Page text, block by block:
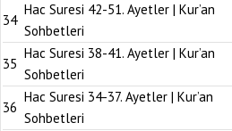
34
Hac Suresi 42-51. Ayetler | Kur’an
Sohbetleri
35
Hac Suresi 38-41. Ayetler | Kur’an
Sohbetleri
36
Hac Suresi 34-37. Ayetler | Kur’an
Sohbetleri